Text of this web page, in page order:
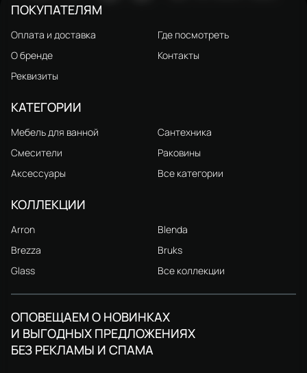
ПОКУПАТЕЛЯМ
Оплата и доставка
Где посмотреть
О бренде
Контакты
Реквизиты
КАТЕГОРИИ
Мебель для ванной
Сантехника
Смесители
Раковины
Аксессуары
Все категории
КОЛЛЕКЦИИ
Arron
Blenda
Brezza
Bruks
Glass
Все коллекции
ОПОВЕЩАЕМ О НОВИНКАХ
И ВЫГОДНЫХ ПРЕДЛОЖЕНИЯХ
БЕЗ РЕКЛАМЫ И СПАМА